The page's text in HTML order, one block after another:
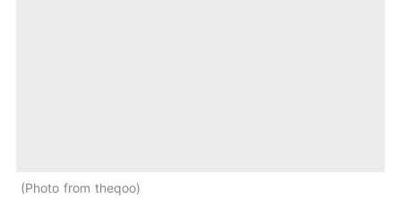
Photo from theqoo